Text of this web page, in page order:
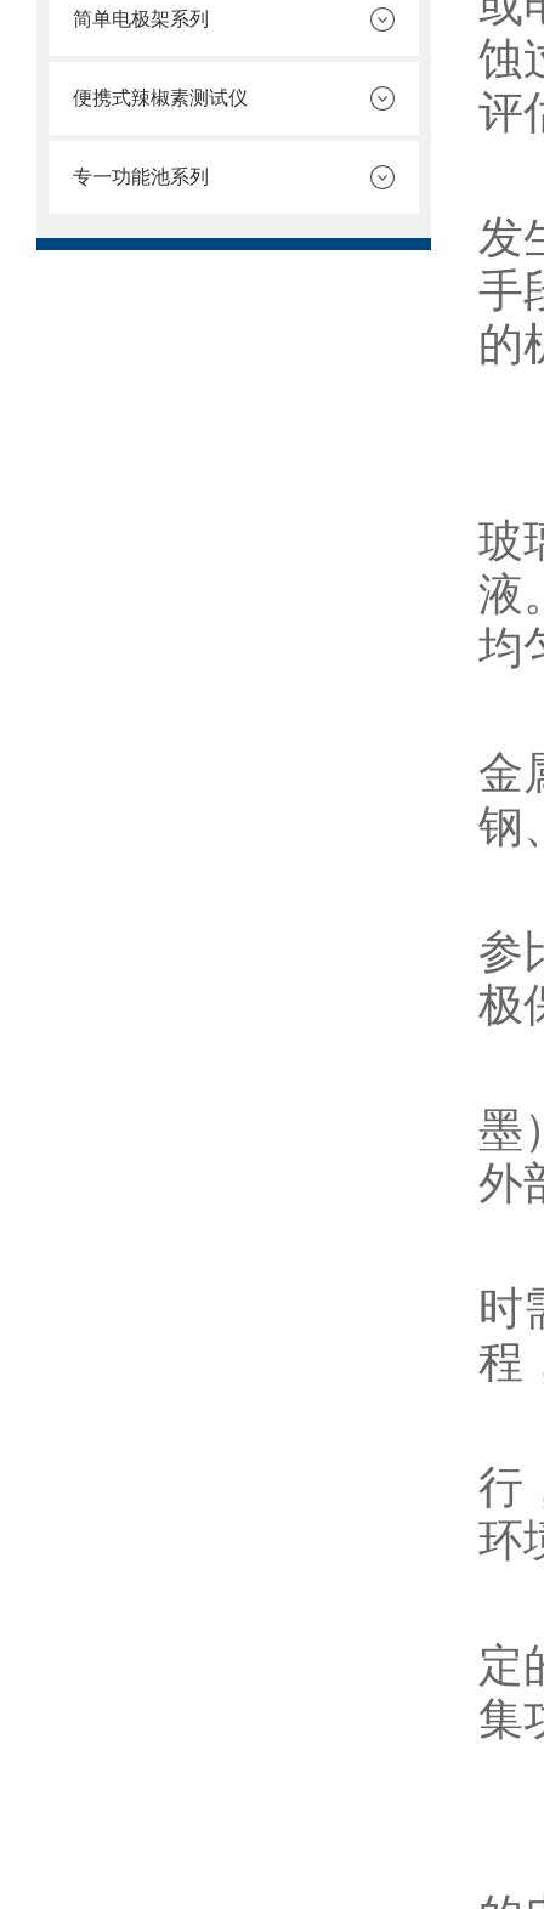
简单电极架系列
便携式辣椒素测试仪
专一功能池系列
蚀
评
发
手
的
玻
液
均
金
钢
参
极
墨
外
时
程
行
环
定
集